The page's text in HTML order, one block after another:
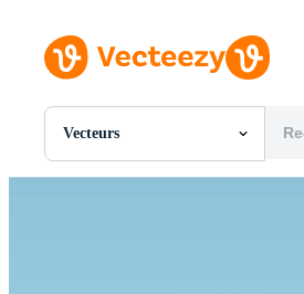
Vecteurs
Toutes Images